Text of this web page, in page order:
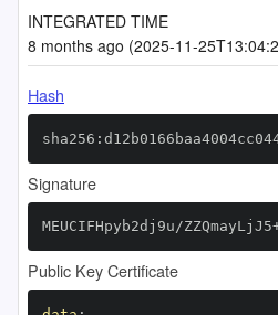
INTEGRATED TIME
8 months ago (2025-11-
Hash
Signature
MEUCIFHpyb2dj9u/
Public Key Certificate